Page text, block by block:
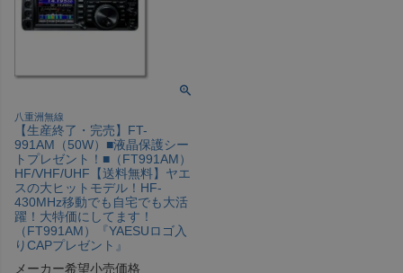
八重洲無線
【生産終了・完売】FT-
991AM（50W）■液晶保護シー
トプレゼント！■（FT991AM）
HF/VHF/UHF【送料無料】ヤエ
スの大ヒットモデル！HF-
430MHz移動でも自宅でも大活
躍！大特価にしてます！
（FT991AM）『YAESUロゴ入
りCAPプレゼント』
メーカー希望小売価格